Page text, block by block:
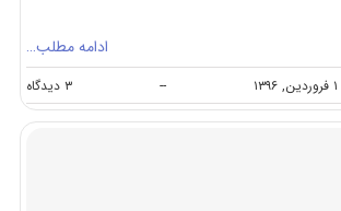
ادامه مطلب…
-- ۳ دیدگاه
on
ظرفیت
کنکور